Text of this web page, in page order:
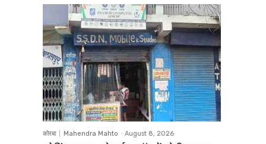
कोरबा Mahendra Mahto - August 8, 2026